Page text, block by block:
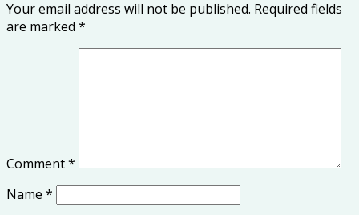
Your email address will not be published. Required fields
are marked *
Comment*
Name *